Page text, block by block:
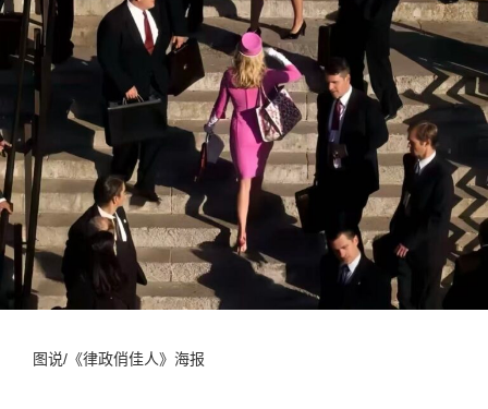
图说/《律政俏佳人》海报